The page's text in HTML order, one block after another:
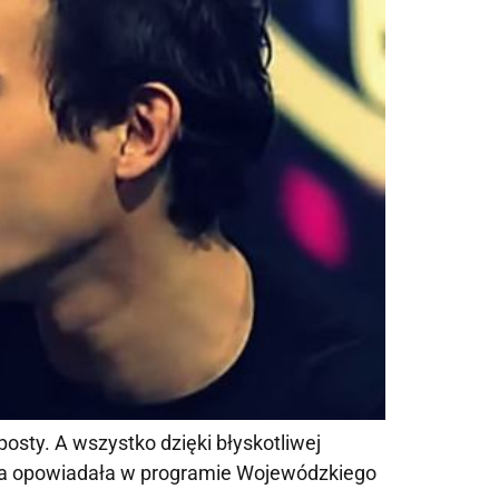
A wszystko dzięki błyskotliwej
w programie Wojewódzkiego